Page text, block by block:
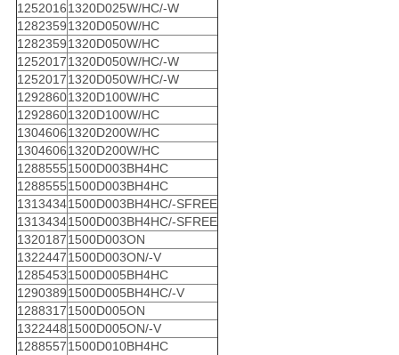
12520161320D025W/HC/-W
12823591320D050W/HC
12823591320D050W/HC
12520171320D050W/HC/-W
12520171320D050W/HC/-W
12928601320D100W/HC
12928601320D100W/HC
13046061320D200W/HC
13046061320D200W/HC
12885551500D003BH4HC
12885551500D003BH4HC
13134341500D003BH4HC/-SFREE
13134341500D003BH4HC/-SFREE
13201871500D003ON
13224471500D003ON/-V
12854531500D005BH4HC
12903891500D005BH4HC/-V
12883171500D005ON
13224481500D005ON/-V
12885571500D010BH4HC